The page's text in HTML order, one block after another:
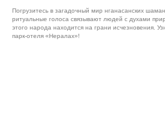
Погрузитесь в загадочный мир нганасанских
ритуальные голоса связывают людей с духами
этого народа находится на грани исчезновения.
парк-отеля «Нералах»!